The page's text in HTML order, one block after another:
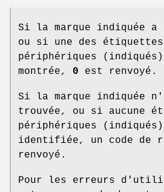
Si la marque indiquée a
ou si une des étiquettes
périphériques
montrée, 0 est renvoyé.
Si la marque indiquée
trouvée, ou si aucune
périphériques
identifiée, un code de
renvoyé.
Pour les erreurs